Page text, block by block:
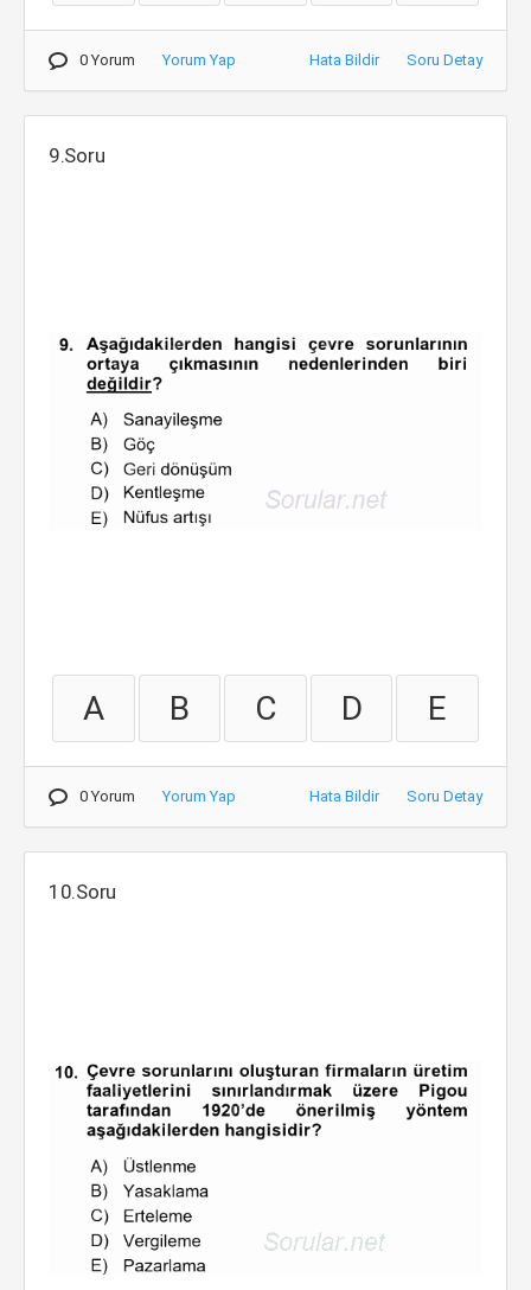
0 Yorum Yorum Yap Hata Bildir Soru Detay
9.Soru
A B C D E
0 Yorum Yorum Yap Hata Bildir Soru Detay
10.Soru